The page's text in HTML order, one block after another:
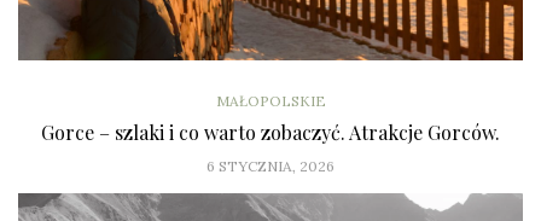
MAŁOPOLSKIE
Gorce – szlaki i co warto zobaczyć. Atrakcje Gorców.
6 STYCZNIA, 2026